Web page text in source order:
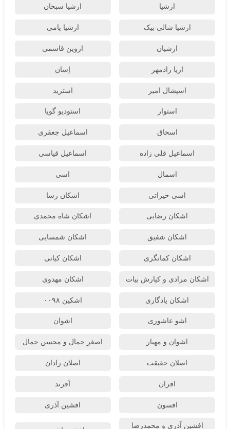
ارشیا ارشیا سبحان
ارشیا شالی بیک ارشیا یامی
ارشیان اروین قاسمی
اریا رادمهر اِسان
اسپشال امیر استرید
استوار استودیو گویا
اسحاق اسماعیل جعفری
اسماعیل قلی زاده اسماعیل قیاسی
اسمال اسی
اسی خیراتی اشکان رسا
اشکان رضایی اشکان شاه محمدی
اشکان شفیق اشکان شمسایی
اشکان‌ کمانگری اشکان کیانی
اشکان مرادی و کیارش بیات اشکان مهدوی
اشکان یادگاری اشکین ۰۰۹۸
اشو عاشوری اشوان
اشوان و مهیار اصغر جمال و محسن جمال
اصلان حقیقت اصلان رادان
افران اَفرند
افسون افشین آذری
افشین آذری و محمدرضا